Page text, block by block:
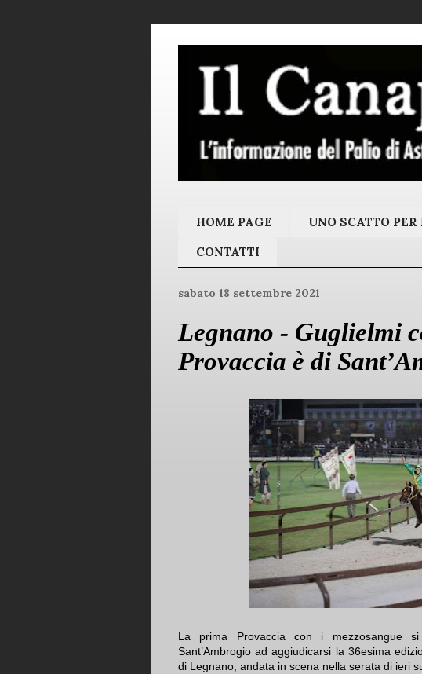
HOME PAGE UNO SCATTO
CONTATTI
sabato 18 settembre 2021
Legnano - Guglielmi
Provaccia è di
La prima Provaccia con i mezzosangue
Sant’Ambrogio ad aggiudicarsi la 36esima
di Legnano, andata in scena nella serata di ieri